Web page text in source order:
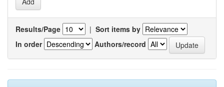
Results/Page | Sort items by
In order
Authors/record